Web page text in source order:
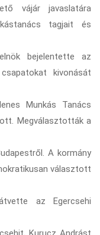
vájár javaslatára
tagjait és
bejelentette az
kivonását
Munkás Tanács
Megválasztották a
A kormány
választott
az Egercsehi